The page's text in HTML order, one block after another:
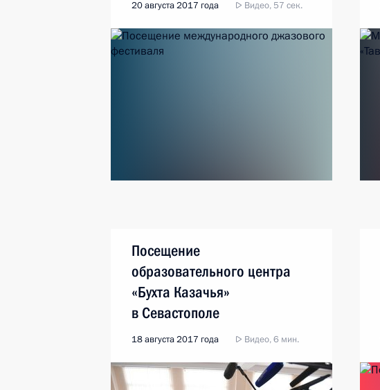
20 августа 2017 года Видео, 57 сек.
Посещение
образовательного центра
«Бухта Казачья»
в Севастополе
18 августа 2017 года Видео, 6 мин.